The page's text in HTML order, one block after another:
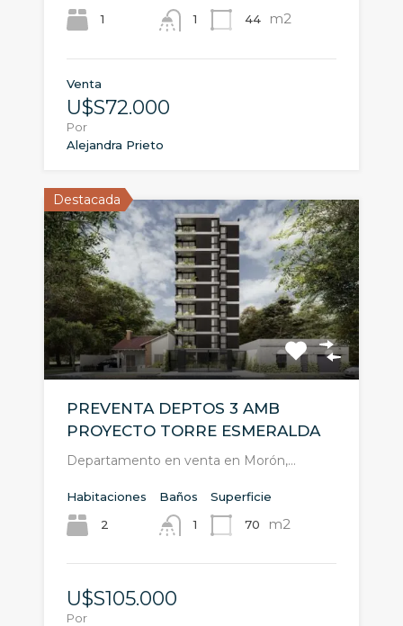
1
1
44
m2
Venta
U$S72.000
Por
Alejandra Prieto
Destacada
PREVENTA DEPTOS 3 AMB
PROYECTO TORRE ESMERALDA
Departamento en venta en Morón,…
Habitaciones
2
Baños
1
Superficie
70
m2
U$S105.000
Por